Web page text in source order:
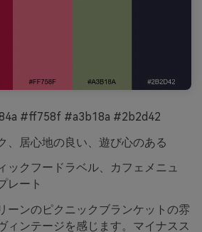
#ff758f #a3b18a #2b2d42
、居心地の良い、遊び心のある
ックフードラベル、カフェメニュ
レート
ーンのピクニックブランケットの雰
ィンテージを感じます。マイナスス